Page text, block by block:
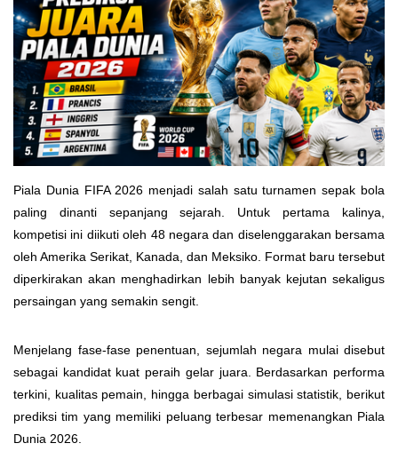
Piala Dunia FIFA 2026 menjadi salah satu turnamen sepak bola
paling dinanti sepanjang sejarah. Untuk pertama kalinya,
kompetisi ini diikuti oleh 48 negara dan diselenggarakan bersama
oleh Amerika Serikat, Kanada, dan Meksiko. Format baru tersebut
diperkirakan akan menghadirkan lebih banyak kejutan sekaligus
persaingan yang semakin sengit.
Menjelang fase-fase penentuan, sejumlah negara mulai disebut
sebagai kandidat kuat peraih gelar juara. Berdasarkan performa
terkini, kualitas pemain, hingga berbagai simulasi statistik, berikut
prediksi tim yang memiliki peluang terbesar memenangkan Piala
Dunia 2026.